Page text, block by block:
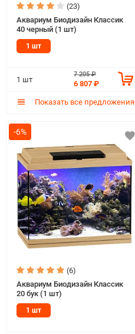
(23)
Аквариум Биодизайн Классик
40 черный (1 шт)
1 шт
1 шт
7 205 ₽
6 807 ₽
Показать все предложения
-6%
(6)
Аквариум Биодизайн Классик
20 бук (1 шт)
1 шт